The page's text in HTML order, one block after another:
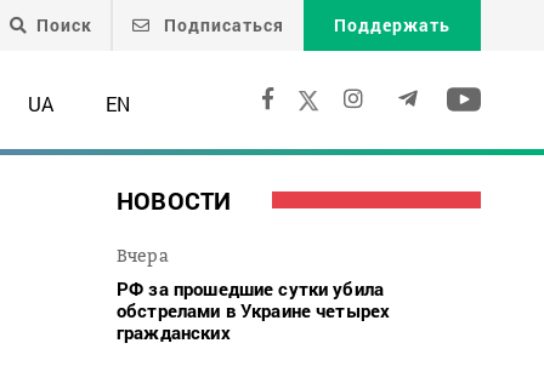
Поиск Подписаться Поддержать
UA EN
НОВОСТИ
Вчера
РФ за прошедшие сутки убила
обстрелами в Украине четырех
гражданских